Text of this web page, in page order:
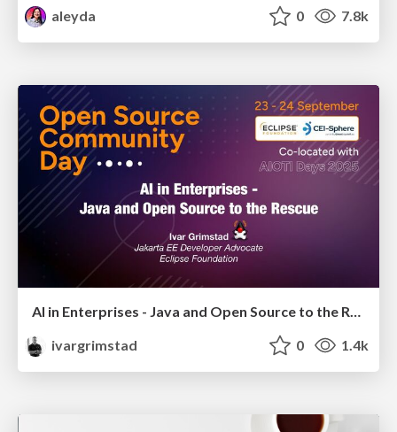
aleyda
0 7.8k
AI in Enterprises - Java and Open Source to the Rescue
ivargrimstad
0 1.4k